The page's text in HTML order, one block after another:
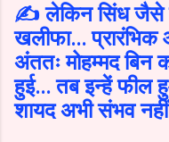
✍️ लेकिन सिंध जैसे
खलीफा...
अंततः मोहम्मद बिन
हुई... तब इन्हें फील
शायद अभी संभव